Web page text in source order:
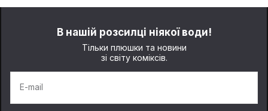
В нашій розсилці ніякої води!
Тільки плюшки та новини
зі світу коміксів.
E-mail